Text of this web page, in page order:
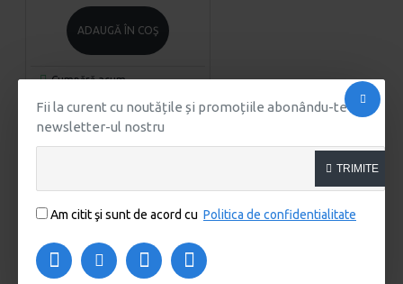
Fii la curent cu noutățile și promoțiile abonându-te la
newsletter-ul nostru
TRIMITE
Am citit şi sunt de acord cu Politica de confidentialitate
ADAUGĂ ÎN COŞ
Cumpără acum
Mini GT 10006766
MACHETA AUTO BUGATTI
VISION GT GREY MGT369
MIJO, 1:64 MINI GT